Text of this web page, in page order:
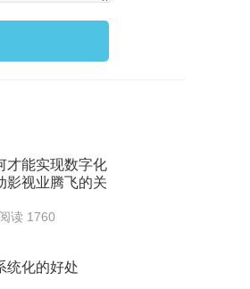
才能实现数字化
影视业腾飞的关
阅读 1760
统化的好处